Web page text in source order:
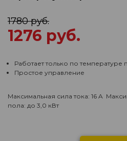
1780 руб.
1276 руб.
Работает только по температуре
Простое управление
Максимальная сила тока: 16 A
пола: до 3,0 кВт